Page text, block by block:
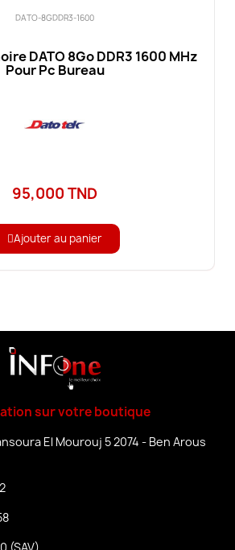
DATO-8GDDR3-1600
DATO 8Go DDR3 1600 MHz
Pour Pc Bureau
95,000 TND
Ajouter au panier
sur votre boutique
El Mourouj 5 2074 - Ben Arous